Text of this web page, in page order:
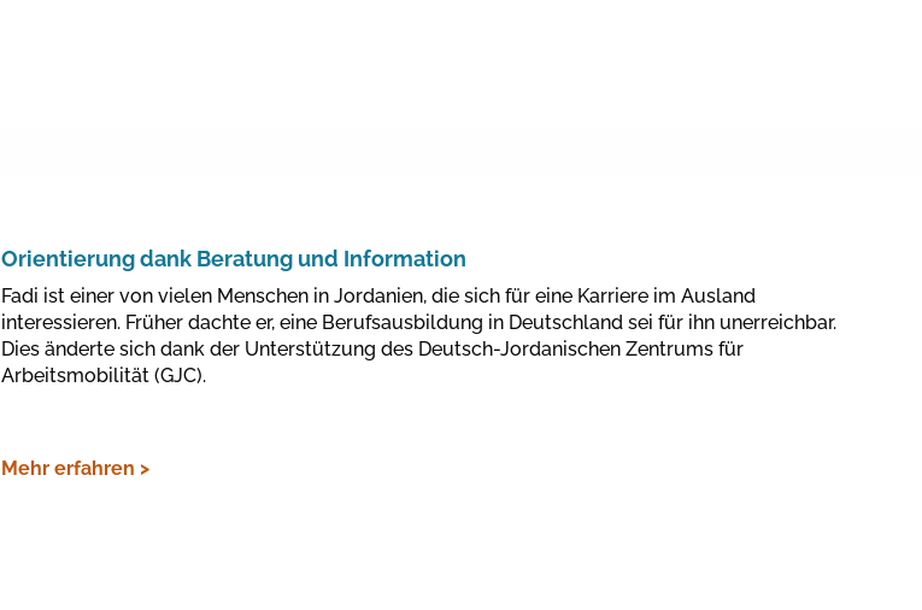
Orientierung dank Beratung und Information
Fadi ist einer von vielen Menschen in Jordanien, die sich für eine Karriere im Ausland
interessieren. Früher dachte er, eine Berufsausbildung in Deutschland sei für ihn unerreichbar.
Dies änderte sich dank der Unterstützung des Deutsch-Jordanischen Zentrums für
Arbeitsmobilität (GJC).
Mehr erfahren >